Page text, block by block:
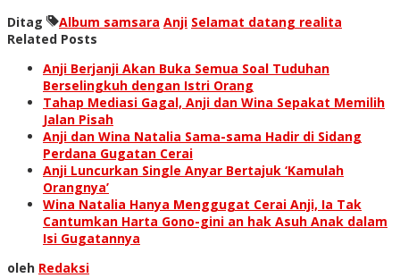
Ditag Album samsara Anji Selamat datang realita
Related Posts
Anji Berjanji Akan Buka Semua Soal Tuduhan
Berselingkuh dengan Istri Orang
Tahap Mediasi Gagal, Anji dan Wina Sepakat Memilih
Jalan Pisah
Anji dan Wina Natalia Sama-sama Hadir di Sidang
Perdana Gugatan Cerai
Anji Luncurkan Single Anyar Bertajuk ‘Kamulah
Orangnya’
Wina Natalia Hanya Menggugat Cerai Anji, Ia Tak
Cantumkan Harta Gono-gini an hak Asuh Anak dalam
Isi Gugatannya
oleh Redaksi